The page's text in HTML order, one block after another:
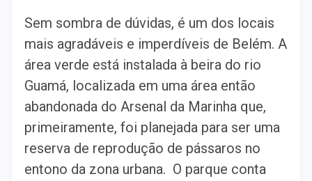
Sem sombra de dúvidas, é um dos locais
mais agradáveis e imperdíveis de Belém. A
área verde está instalada à beira do rio
Guamá, localizada em uma área então
abandonada do Arsenal da Marinha que,
primeiramente, foi planejada para ser uma
reserva de reprodução de pássaros no
entono da zona urbana. O parque conta